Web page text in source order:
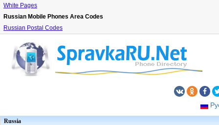
White Pages
Russian Mobile Phones Area Codes
Russian Postal Codes
Russia